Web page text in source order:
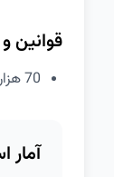
قوانین
70 هزار تومان کد تخفیف دیجی کالا برای خرید بیش از 400 هزار تومان از دیجی کالا برای همه کاربران
آمار